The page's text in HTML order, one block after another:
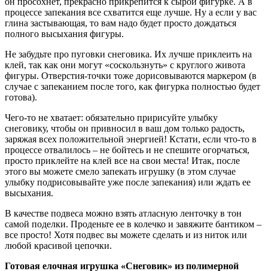
процессе запекания все схватится еще лучше. Ну а если у вас
глина застывающая, то вам надо будет просто дождаться
полного высыхания фигуры.
Не забудьте про пуговки снеговика. Их лучше приклеить на
клей, так как они могут «соскользнуть» с круглого живота
фигуры. Отверстия-точки тоже дорисовываются маркером (в
случае с запеканием после того, как фигурка полностью будет
готова).
Чего-то не хватает: обязательно пририсуйте улыбку
снеговику, чтобы он привносил в ваш дом только радость,
заряжая всех положительной энергией! Кстати, если что-то в
процессе отвалилось – не бойтесь и не спешите огорчаться,
просто приклейте на клей все на свои места! Итак, после
этого вы можете смело запекать игрушку (в этом случае
улыбку подрисовывайте уже после запекания) или ждать ее
высыхания.
В качестве подвеса можно взять атласную ленточку в тон
самой поделки. Проденьте ее в колечко и завяжите бантиком –
все просто! Хотя подвес вы можете сделать и из ниток или
любой красивой цепочки.
Готовая елочная игрушка «Снеговик» из полимерной